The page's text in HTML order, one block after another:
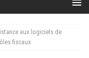
aux logiciels de
fiscaux